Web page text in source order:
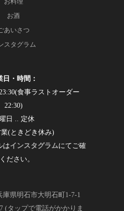
お酒
あいさつ
スタグラム
日・時間：
食事ラストオーダー
22:30)
日 .. 定休
(ときどき休み)
はインスタグラムにてご確
ださい。
庫県明石市大明石町1-7-1
(タップで電話がかかりま